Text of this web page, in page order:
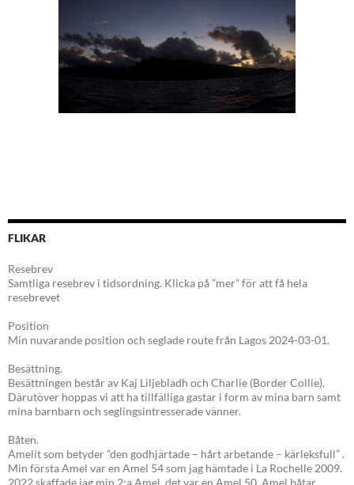
FLIKAR
Resebrev
Samtliga resebrev i tidsordning. Klicka på ”mer” för att få hela
resebrevet
Position
Min nuvarande position och seglade route från Lagos 2024-03-01.
Besättning.
Besättningen består av Kaj Liljebladh och Charlie (Border Collie).
Därutöver hoppas vi att ha tillfälliga gastar i form av mina barn samt
mina barnbarn och seglingsintresserade vänner.
Båten.
Amelit som betyder ”den godhjärtade – hårt arbetande – kärleksfull” .
Min första Amel var en Amel 54 som jag hämtade i La Rochelle 2009.
2022 skaffade jag min 2:a Amel, det var en Amel 50. Amel båtar